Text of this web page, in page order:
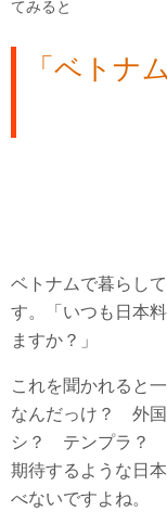
プてみると
「ベトナ
ベトナムで暮らし
す。「いつも日本
ますか？」
これを聞かれると
なんだっけ？ 外国
シ？ テンプラ？
期待するような日
べないですよね。